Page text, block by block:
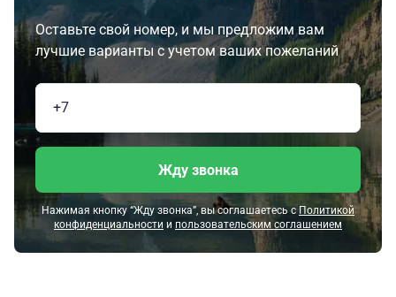
Оставьте свой номер, и мы предложим вам
лучшие варианты с учетом ваших пожеланий
Жду звонка
Нажимая кнопку “Жду звонка”, вы соглашаетесь с Политикой
конфиденциальности и пользовательским соглашением